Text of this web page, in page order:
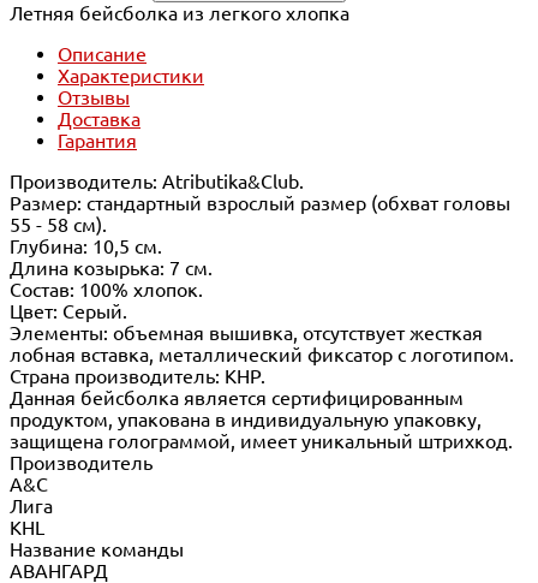
Летняя бейсболка из легкого хлопка
Описание
Характеристики
Отзывы
Доставка
Гарантия
Производитель: Atributika&Club.
Размер: стандартный взрослый размер (обхват головы
55 - 58 см).
Глубина: 10,5 см.
Длина козырька: 7 см.
Состав: 100% хлопок.
Цвет: Серый.
Элементы: объемная вышивка, отсутствует жесткая
лобная вставка, металлический фиксатор с логотипом.
Страна производитель: КНР.
Данная бейсболка является сертифицированным
продуктом, упакована в индивидуальную упаковку,
защищена голограммой, имеет уникальный штрихкод.
Производитель
A&C
Лига
KHL
Название команды
АВАНГАРД